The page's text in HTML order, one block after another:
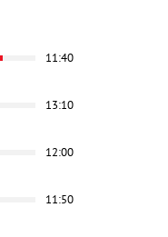
11:40
13:10
12:00
11:50